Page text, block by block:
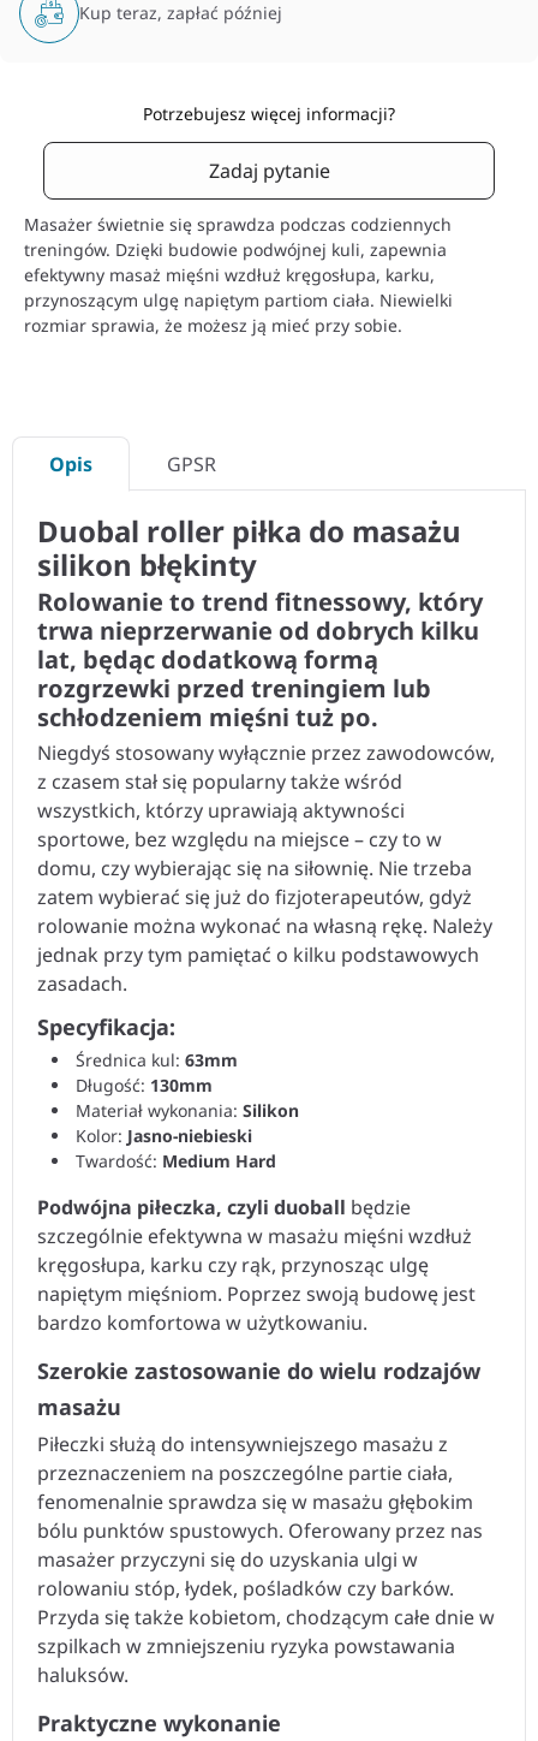
Kup teraz, zapłać później
Potrzebujesz więcej informacji?
Zadaj pytanie
Masażer świetnie się sprawdza podczas codziennych
treningów. Dzięki budowie podwójnej kuli, zapewnia
efektywny masaż mięśni wzdłuż kręgosłupa, karku,
przynoszącym ulgę napiętym partiom ciała. Niewielki
rozmiar sprawia, że możesz ją mieć przy sobie.
Opis GPSR
Duobal roller piłka do masażu
silikon błękinty
Rolowanie to trend fitnessowy, który
trwa nieprzerwanie od dobrych kilku
lat, będąc dodatkową formą
rozgrzewki przed treningiem lub
schłodzeniem mięśni tuż po.
Niegdyś stosowany wyłącznie przez zawodowców,
z czasem stał się popularny także wśród
wszystkich, którzy uprawiają aktywności
sportowe, bez względu na miejsce – czy to w
domu, czy wybierając się na siłownię. Nie trzeba
zatem wybierać się już do fizjoterapeutów, gdyż
rolowanie można wykonać na własną rękę. Należy
jednak przy tym pamiętać o kilku podstawowych
zasadach.
Specyfikacja:
Średnica kul: 63mm
Długość: 130mm
Materiał wykonania: Silikon
Kolor: Jasno-niebieski
Twardość: Medium Hard
Podwójna piłeczka, czyli duoball będzie
szczególnie efektywna w masażu mięśni wzdłuż
kręgosłupa, karku czy rąk, przynosząc ulgę
napiętym mięśniom. Poprzez swoją budowę jest
bardzo komfortowa w użytkowaniu.
Szerokie zastosowanie do wielu rodzajów
masażu
Piłeczki służą do intensywniejszego masażu z
przeznaczeniem na poszczególne partie ciała,
fenomenalnie sprawdza się w masażu głębokim
bólu punktów spustowych. Oferowany przez nas
masażer przyczyni się do uzyskania ulgi w
rolowaniu stóp, łydek, pośladków czy barków.
Przyda się także kobietom, chodzącym całe dnie w
szpilkach w zmniejszeniu ryzyka powstawania
haluksów.
Praktyczne wykonanie